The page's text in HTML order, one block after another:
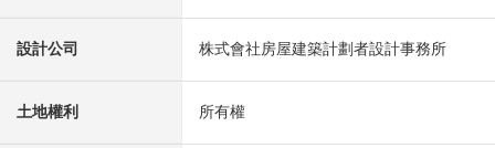
設計公司 株式會社房屋建築計劃者設計事務所
土地權利 所有權